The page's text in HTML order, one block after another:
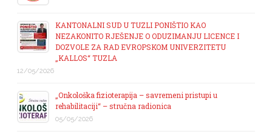
KANTONALNI SUD U TUZLI PONIŠTIO KAO
NEZAKONITO RJEŠENJE O ODUZIMANJU LICENCE I
DOZVOLE ZA RAD EVROPSKOM UNIVERZITETU
„KALLOS“ TUZLA
12/05/2026
„Onkološka fizioterapija – savremeni pristupi u
rehabilitaciji“ – stručna radionica
05/05/2026